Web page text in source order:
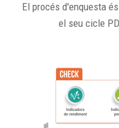
El procés d'enquesta
el seu cicle